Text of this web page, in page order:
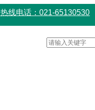
热线电话：021-65130530